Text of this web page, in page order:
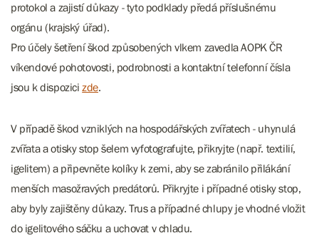
protokol a zajistí důkazy - tyto podklady předá příslušnému
orgánu (krajský úřad).
Pro účely šetření škod způsobených vlkem zavedla AOPK ČR
víkendové pohotovosti, podrobnosti a kontaktní telefonní čísla
jsou k dispozicizde.
V případě škod vzniklých na hospodářských zvířatech - uhynulá
zvířata a otisky stop šelem vyfotografujte, přikryjte (např. textilií,
igelitem) a připevněte kolíky k zemi, aby se zabránilo přilákání
menších masožravých predátorů. Přikryjte i případné otisky stop,
aby byly zajištěny důkazy. Trus a případné chlupy je vhodné vložit
do igelitového sáčku a uchovat v chladu.